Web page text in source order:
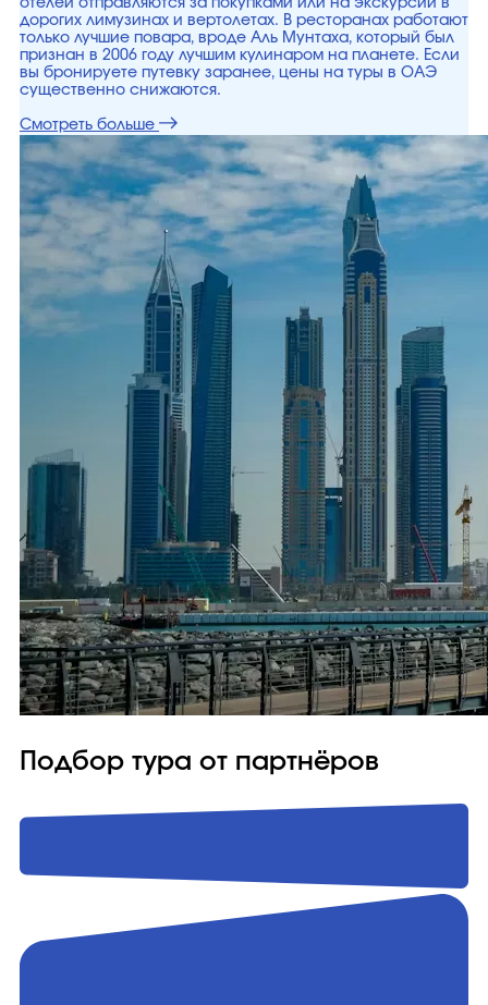
отелей отправляются за покупками или на экскурсии в
дорогих лимузинах и вертолетах. В ресторанах работают
только лучшие повара, вроде Аль Мунтаха, который был
признан в 2006 году лучшим кулинаром на планете. Если
вы бронируете путевку заранее, цены на туры в ОАЭ
существенно снижаются.
Смотреть больше
Подбор тура от партнёров